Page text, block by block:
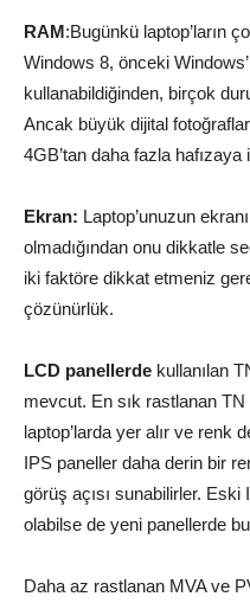
RAM:Bugünkü laptop’ların
Windows 8, önceki
kullanabildiğinden, birçok
Ancak büyük dijital
4GB’tan daha fazla hafızaya
Ekran: Laptop’unuzun
olmadığından onu dikkatle
iki faktöre dikkat etmeniz
çözünürlük.
LCD panellerde kullanılan
mevcut. En sık rastlanan
laptop’larda yer alır ve renk
IPS paneller daha derin bir
görüş açısı sunabilirler.
olabilse de yeni panellerde
Daha az rastlanan MVA ve